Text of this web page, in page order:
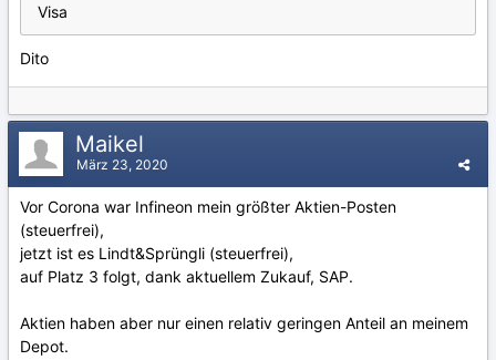
Visa
Dito
Maikel
März 23, 2020
Vor Corona war Infineon mein größter Aktien-Posten
(steuerfrei),
jetzt ist es Lindt&Sprüngli (steuerfrei),
auf Platz 3 folgt, dank aktuellem Zukauf, SAP.
Aktien haben aber nur einen relativ geringen Anteil an meinem
Depot.